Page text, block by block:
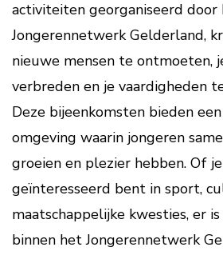
activiteiten georganiseerd door
Jongerennetwerk Gelderland,
nieuwe mensen te ontmoeten,
verbreden en je vaardigheden
Deze bijeenkomsten bieden
omgeving waarin jongeren
groeien en plezier hebben. Of
geïnteresseerd bent in sport,
maatschappelijke kwesties, er
binnen het Jongerennetwerk